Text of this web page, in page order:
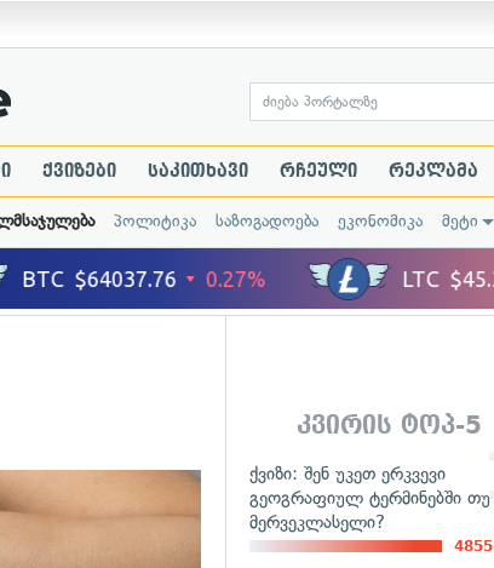
ქვიზები საკითხავი რჩეული რეკლამა
პოლიტიკა საზოგადოება ეკონომიკა მეტი
კვირის ტოპ-5
ქვიზი: შენ უკეთ ერკვევი
გეოგრაფიულ ტერმინებში თუ
მერვეკლასელი?
4855